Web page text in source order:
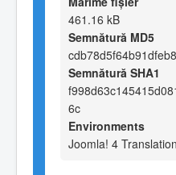
461.16 kB
Semnătură MD5
Semnătură SHA1
6c
Environments
Joomla! 4